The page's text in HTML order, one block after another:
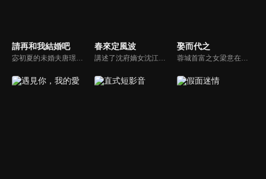
請再和我結婚吧
宓初夏的未婚夫唐璟行在婚禮前傳來死訊，讓她陷入情感與家族變動的雙重衝擊。一年後，和已故未婚夫長相一模一樣的路念白突然出現，宓初夏懷疑他就是唐璟行，但透過DNA鑑定確認並非同一人。為了振興國貨珠寶品牌「蜜糖」，她還是選擇與路念白合作...
春來定風波
講述了沈府嫡女沈江離至純至善，成婚夜被設計與二少主陸景明有夫妻之實，還遭陷害禁足祠堂。分娩遇難被救後兒子焱焱卻有頑疾，藥只有陸家有，沈江離為救子重回陸府。她打臉刁難者，揭開當年被陷害的陰謀，也解開與陸景明的誤會，焱焱則神助攻兩人破鏡重圓。
娶而代之
蓉城首富之女梁意在新婚之夜被丈夫宋之初毀容，更將她拋入河中企圖滅口。大難不死的梁意意外獲救，，卻被迫改頭換面，換上了一張屬於煙花女子徐茵的臉孔。獲得重生的她決意踏上復仇之路。她利用徐茵這個全新的身份作為掩護，處心積慮地接近幫派老大林雲，誓要借力討回公道，讓仇人付出代價。